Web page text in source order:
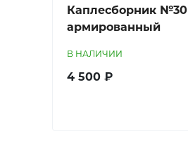
Каплесборник №30
армированный
В НАЛИЧИИ
4 500 ₽